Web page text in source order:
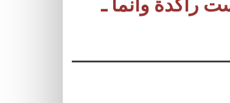
راكدة وانما ـ